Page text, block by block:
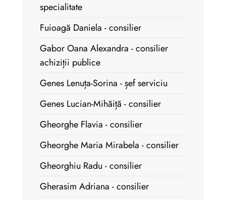
specialitate
Fuioagă Daniela - consilier
Gabor Oana Alexandra - consilier
achiziții publice
Genes Lenuța-Sorina - șef serviciu
Genes Lucian-Mihăiță - consilier
Gheorghe Flavia - consilier
Gheorghe Maria Mirabela - consilier
Gheorghiu Radu - consilier
Gherasim Adriana - consilier